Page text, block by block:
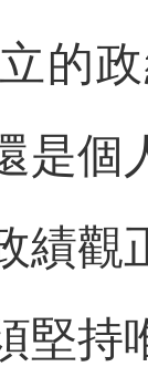
的
是個
績觀
堅持